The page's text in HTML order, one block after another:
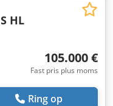
HL
105.000 €
Fast pris plus moms
Ring op